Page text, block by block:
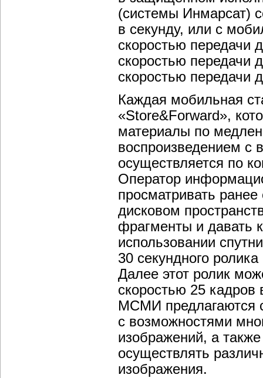
(системы Инмарсат)
в секунду, или с
скоростью передачи
скоростью передачи
скоростью передачи
Каждая мобильная
«Store&Forward»,
материалы по
воспроизведением с
осуществляется по
Оператор
просматривать
дисковом
фрагменты и давать
использовании
30 секундного
Далее этот ролик
скоростью 25 кадров
МСМИ предлагаются
с возможностями
изображений, а
осуществлять
изображения.